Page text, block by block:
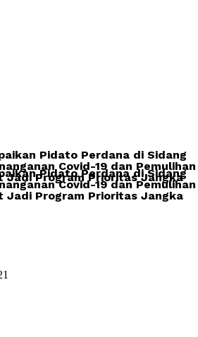
Pidato Perdana di Sidang
Covid-19 dan Pemulihan
Jadi Program Prioritas Jangka
Pidato Perdana di Sidang
Covid-19 dan Pemulihan
Jadi Program Prioritas Jangka